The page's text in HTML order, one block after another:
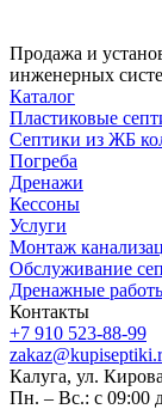
Продажа и
инженерных
Каталог
Пластиковые
Септики из ЖБ
Погреба
Дренажи
Кессоны
Услуги
Монтаж
Обслуживание
Дренажные
Контакты
+7 910 523-88-99
Калуга, ул.
Пн. – Вс.: с 09:00